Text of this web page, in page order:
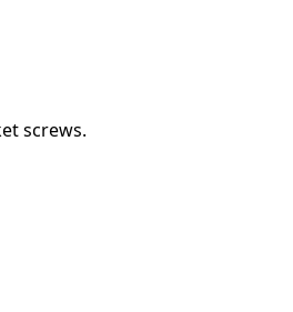
screws.